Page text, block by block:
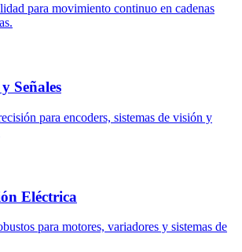
para movimiento continuo en cadenas
Señales
para encoders, sistemas de visión y
Eléctrica
para motores, variadores y sistemas de